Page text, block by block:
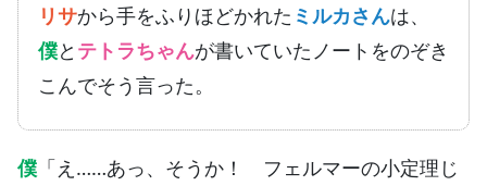
リサから手をふりほどかれた ミルカさんは、
僕と テトラちゃんが書いていたノートをのぞき
こんでそう言った。
僕 「え……あっ、そうか！ フェルマーの小定理じ